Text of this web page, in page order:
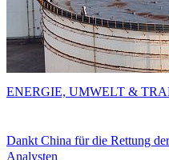
Dankt China für die Rettung
Analysten
ENERGIE, UMWELT &